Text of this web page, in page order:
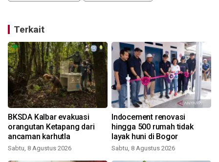
Terkait
BKSDA Kalbar evakuasi
orangutan Ketapang dari
ancaman karhutla
Sabtu, 8 Agustus 2026
Indocement renovasi
hingga 500 rumah tidak
layak huni di Bogor
Sabtu, 8 Agustus 2026